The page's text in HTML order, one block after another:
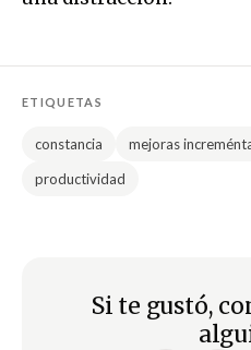
ETIQUETAS
constancia mejoras
productividad
Si te gustó,